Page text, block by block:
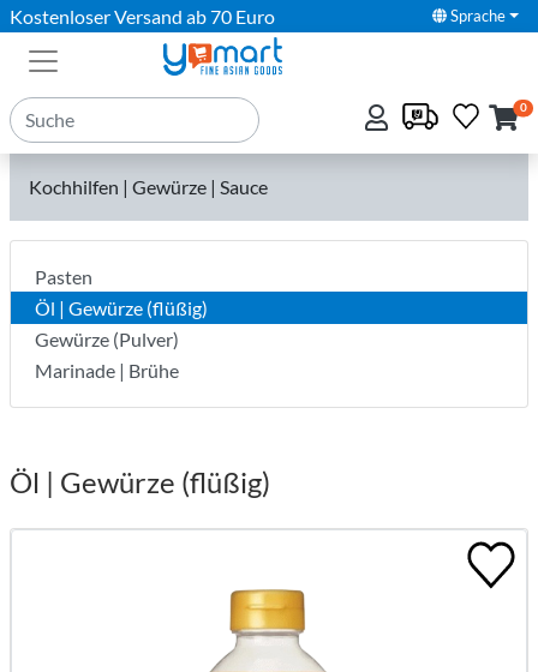
Kostenloser Versand ab 70 Euro Sprache
0
Kochhilfen | Gewürze | Sauce
Pasten
Öl | Gewürze (flüßig)
Gewürze (Pulver)
Marinade | Brühe
Öl | Gewürze (flüßig)